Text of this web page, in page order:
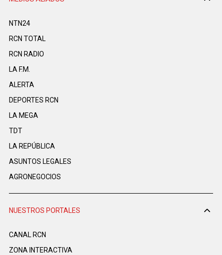
NTN24
RCN TOTAL
RCN RADIO
LA F.M.
ALERTA
DEPORTES RCN
LA MEGA
TDT
LA REPÚBLICA
ASUNTOS LEGALES
AGRONEGOCIOS
NUESTROS PORTALES
CANAL RCN
ZONA INTERACTIVA